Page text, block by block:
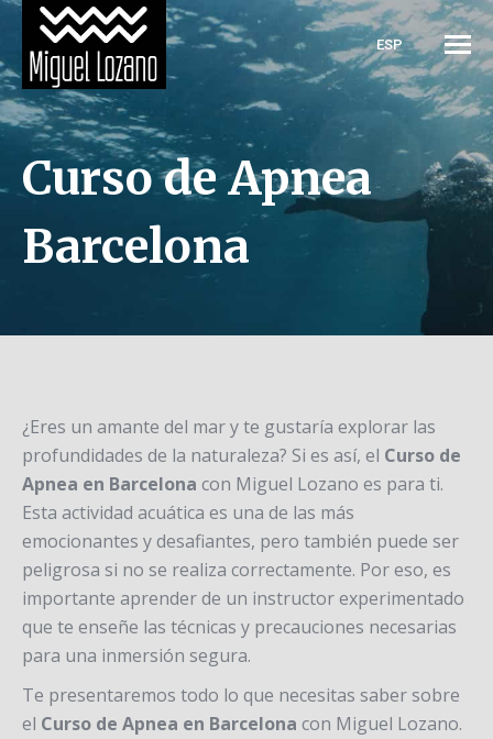
ESP
Curso de Apnea
Barcelona
¿Eres un amante del mar y te gustaría explorar las
profundidades de la naturaleza? Si es así, el Curso de
Apnea en Barcelona con Miguel Lozano es para ti.
Esta actividad acuática es una de las más
emocionantes y desafiantes, pero también puede ser
peligrosa si no se realiza correctamente. Por eso, es
importante aprender de un instructor experimentado
que te enseñe las técnicas y precauciones necesarias
para una inmersión segura.
Te presentaremos todo lo que necesitas saber sobre
el Curso de Apnea en Barcelona con Miguel Lozano.